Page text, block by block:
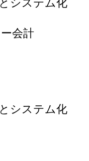
システム化
会計
システム化